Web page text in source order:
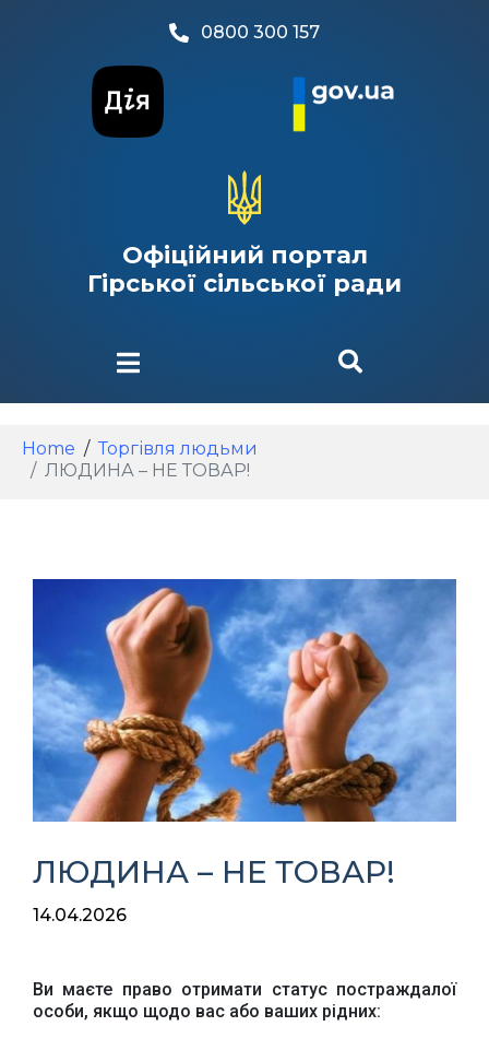
0800 300 157
Офіційний портал
Гірської сільської ради
Home
Торгівля людьми
ЛЮДИНА – НЕ ТОВАР!
ЛЮДИНА – НЕ ТОВАР!
14.04.2026
Ви маєте право отримати статус постраждалої
особи, якщо щодо вас або ваших рідних: